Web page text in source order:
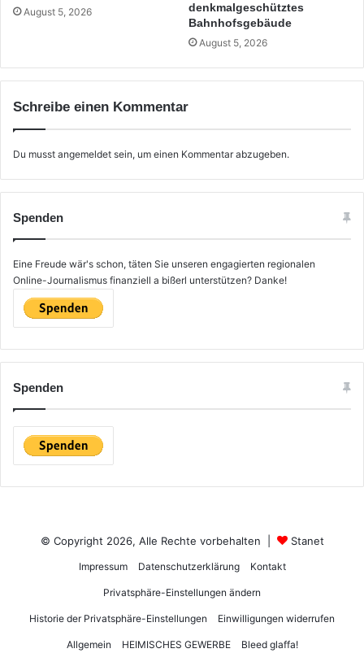
August 5, 2026
denkmalgeschütztes
Bahnhofsgebäude
August 5, 2026
Schreibe einen Kommentar
Du musst angemeldet sein, um einen Kommentar abzugeben.
Spenden
Eine Freude wär's schon, täten Sie unseren engagierten regionalen
Online-Journalismus finanziell a bißerl unterstützen? Danke!
Spenden
© Copyright 2026, Alle Rechte vorbehalten | Stanet
Impressum Datenschutzerklärung Kontakt
Privatsphäre-Einstellungen ändern
Historie der Privatsphäre-Einstellungen Einwilligungen widerrufen
Allgemein HEIMISCHES GEWERBE Bleed glaffa!